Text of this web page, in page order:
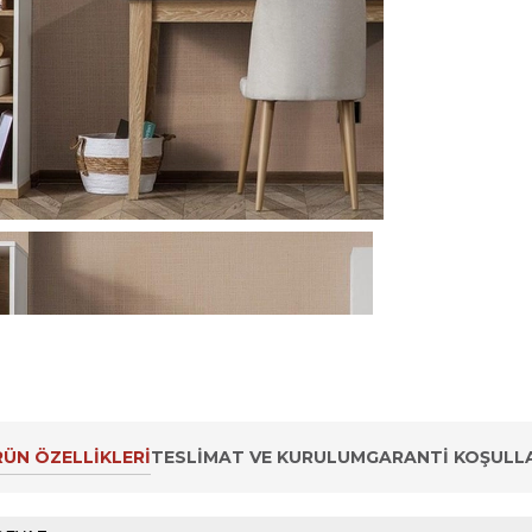
ÖZELLIKLERITESLIMAT VE KURULUMGARANTI